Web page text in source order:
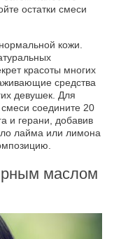
остатки смеси
кожи.
красоты многих
средства
девушек. Для
смеси соедините 20
и герани, добавив
лайма или лимона
маслом